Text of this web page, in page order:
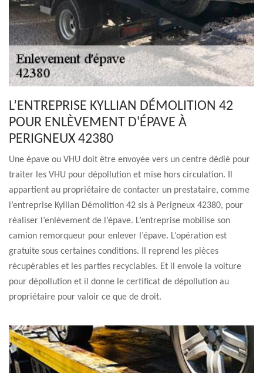
L’ENTREPRISE KYLLIAN DÉMOLITION 42
POUR ENLÈVEMENT D'ÉPAVE À
PERIGNEUX 42380
Une épave ou VHU doit être envoyée vers un centre dédié pour
traiter les VHU pour dépollution et mise hors circulation. Il
appartient au propriétaire de contacter un prestataire, comme
l’entreprise Kyllian Démolition 42 sis à Perigneux 42380, pour
réaliser l’enlèvement de l’épave. L’entreprise mobilise son
camion remorqueur pour enlever l’épave. L’opération est
gratuite sous certaines conditions. Il reprend les pièces
récupérables et les parties recyclables. Et il envoie la voiture
pour dépollution et il donne le certificat de dépollution au
propriétaire pour valoir ce que de droit.